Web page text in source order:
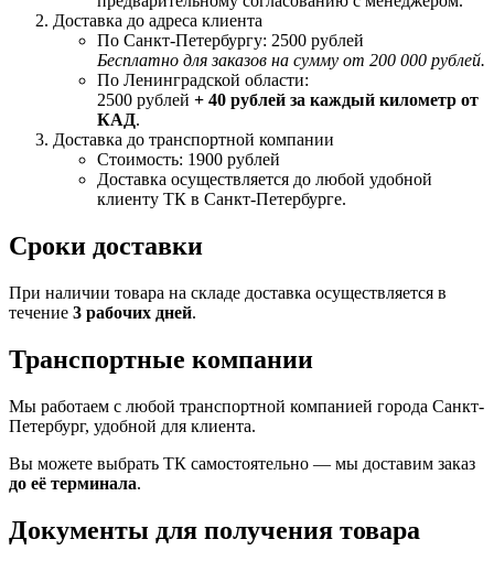
Доставка до адреса клиента
По Санкт-Петербургу: 2500 рублей
Бесплатно для заказов на сумму от 200 000 рублей.
По Ленинградской области:
2500 рублей + 40 рублей за каждый километр от
КАД.
Доставка до транспортной компании
Стоимость: 1900 рублей
Доставка осуществляется до любой удобной
клиенту ТК в Санкт-Петербурге.
Сроки доставки
При наличии товара на складе доставка осуществляется в
течение 3 рабочих дней.
Транспортные компании
Мы работаем с любой транспортной компанией города Санкт-
Петербург, удобной для клиента.
Вы можете выбрать ТК самостоятельно — мы доставим заказ
до её терминала.
Документы для получения товара